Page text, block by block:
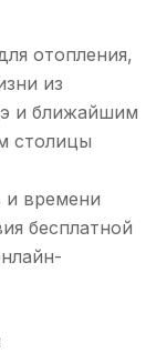
отопления,
из
и ближайшим
столицы
и времени
бесплатной